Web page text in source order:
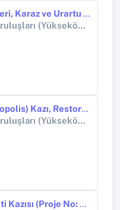
Kars ve Iğdır illeri, Karaz ve Urartu Dönemlerine Ait Yerleşim Yerlerinin Tespiti
Diğer Kamu Kuruluşları (Yükseköğretim Kurumları Hariç) (Diğer kamu kuruluşları (Yükseköğretim Kurumları hariç))
Dara (Anastasiopolis) Kazı, Restorasyon ve Konservasyon Çalışmaları (Proje No: CK014701(2020)
Diğer Kamu Kuruluşları (Yükseköğretim Kurumları Hariç) (Diğer kamu kuruluşları (Yükseköğretim Kurumları hariç))
Dara Antik Kenti Kazısı (Proje No: CK014701(2020)